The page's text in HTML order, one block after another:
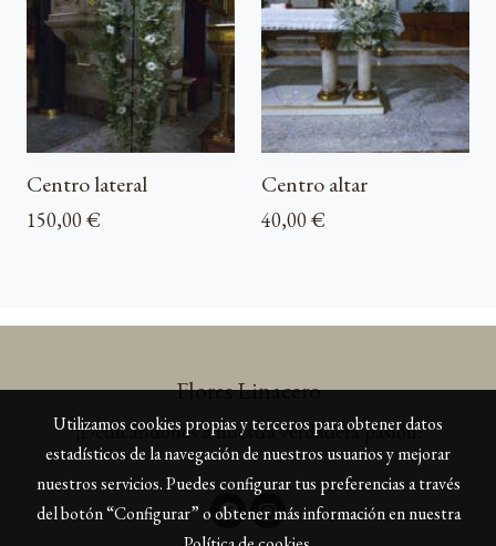
Centro lateral
150,00 €
Centro altar
40,00 €
Flores Linacero
¡Dedicándonos a nuestra verdadera pasión!
Utilizamos cookies propias y terceros para obtener datos
estadísticos de la navegación de nuestros usuarios y mejorar
nuestros servicios. Puedes configurar tus preferencias a través
del botón “Configurar” o obtener más información en nuestra